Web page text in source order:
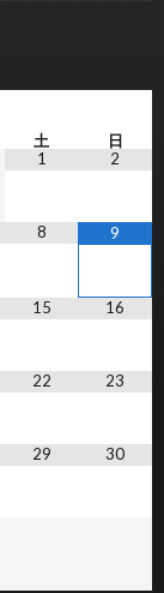
土
日
1
2
8 9
15 16
22 23
29 30